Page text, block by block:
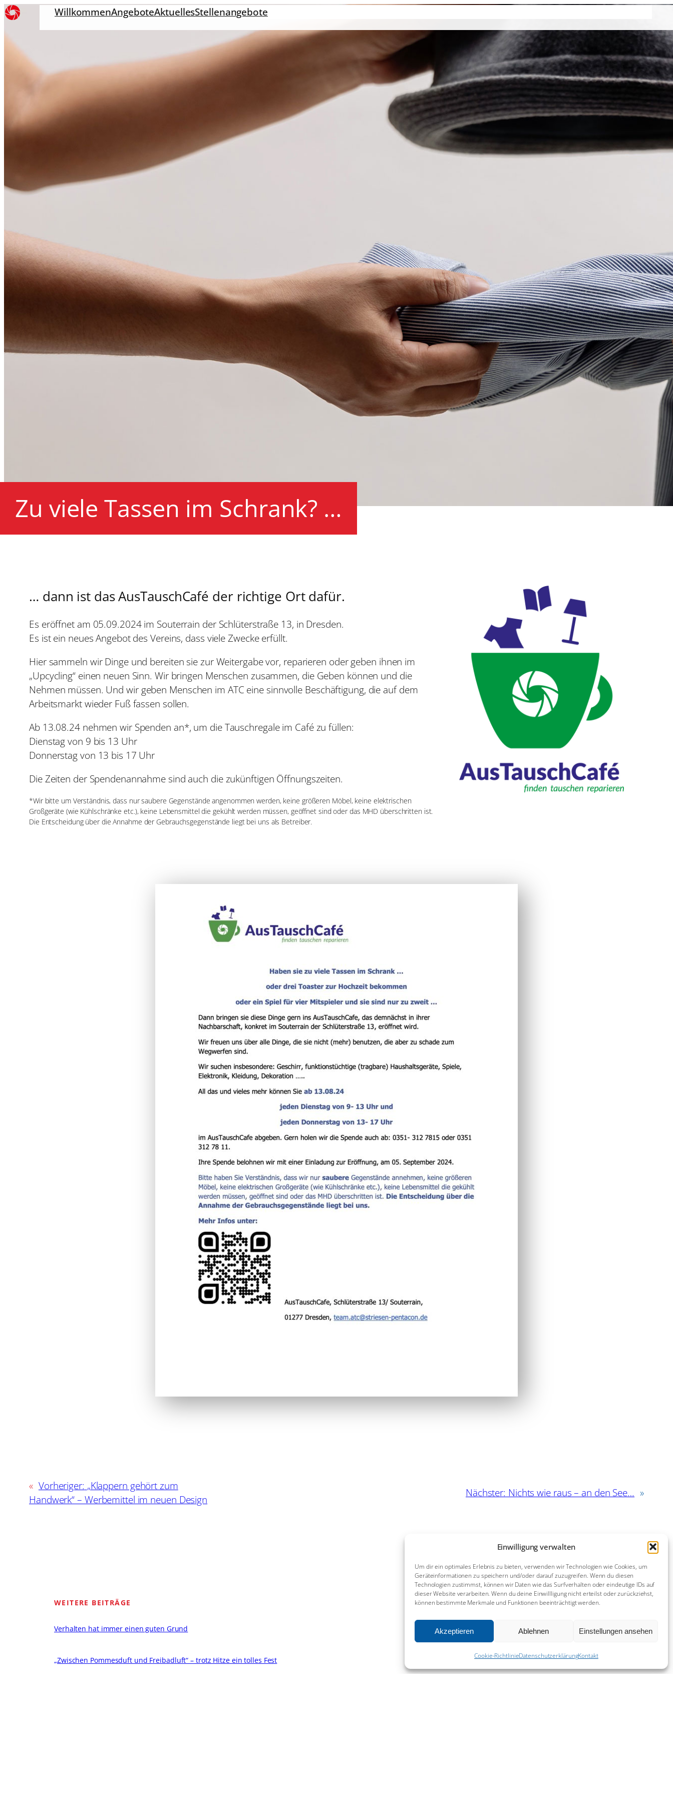
Einwilligung verwalten
Um dir ein optimales Erlebnis zu bieten, verwenden wir Technologien wie Cookies, um
Geräteinformationen zu speichern und/oder darauf zuzugreifen. Wenn du diesen
Technologien zustimmst, können wir Daten wie das Surfverhalten oder eindeutige IDs auf
dieser Website verarbeiten. Wenn du deine Einwillligung nicht erteilst oder zurückziehst,
können bestimmte Merkmale und Funktionen beeinträchtigt werden.
Akzeptieren Ablehnen Einstellungen ansehen
Cookie-RichtlinieDatenschutzerklärungKontakt
WillkommenAngeboteAktuellesStellenangebote
Zu viele Tassen im Schrank? …
… dann ist das AusTauschCafé der richtige Ort dafür.
Es eröffnet am 05.09.2024 im Souterrain der Schlüterstraße 13, in Dresden.
Es ist ein neues Angebot des Vereins, dass viele Zwecke erfüllt.
Hier sammeln wir Dinge und bereiten sie zur Weitergabe vor, reparieren oder geben ihnen im
„Upcycling“ einen neuen Sinn. Wir bringen Menschen zusammen, die Geben können und die
Nehmen müssen. Und wir geben Menschen im ATC eine sinnvolle Beschäftigung, die auf dem
Arbeitsmarkt wieder Fuß fassen sollen.
Ab 13.08.24 nehmen wir Spenden an*, um die Tauschregale im Café zu füllen:
Dienstag von 9 bis 13 Uhr
Donnerstag von 13 bis 17 Uhr
Die Zeiten der Spendenannahme sind auch die zukünftigen Öffnungszeiten.
*Wir bitte um Verständnis, dass nur saubere Gegenstände angenommen werden, keine größeren Möbel, keine elektrischen
Großgeräte (wie Kühlschränke etc.), keine Lebensmittel die gekühlt werden müssen, geöffnet sind oder das MHD überschritten ist.
Die Entscheidung über die Annahme der Gebrauchsgegenstände liegt bei uns als Betreiber.
« Vorheriger: „Klappern gehört zum
Handwerk“ – Werbemittel im neuen Design
Nächster: Nichts wie raus – an den See… »
WEITERE BEITRÄGE
Verhalten hat immer einen guten Grund 22. Juli 2026
„Zwischen Pommesduft und Freibadluft“ – trotz Hitze ein tolles Fest 11. Juli 2026